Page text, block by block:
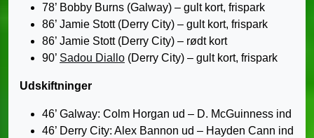
78’ Bobby Burns (Galway) – gult kort, frispark
86’ Jamie Stott (Derry City) – gult kort, frispark
86’ Jamie Stott (Derry City) – rødt kort
90’ Sadou Diallo (Derry City) – gult kort, frispark
Udskiftninger
46’ Galway: Colm Horgan ud – D. McGuinness ind
46’ Derry City: Alex Bannon ud – Hayden Cann ind